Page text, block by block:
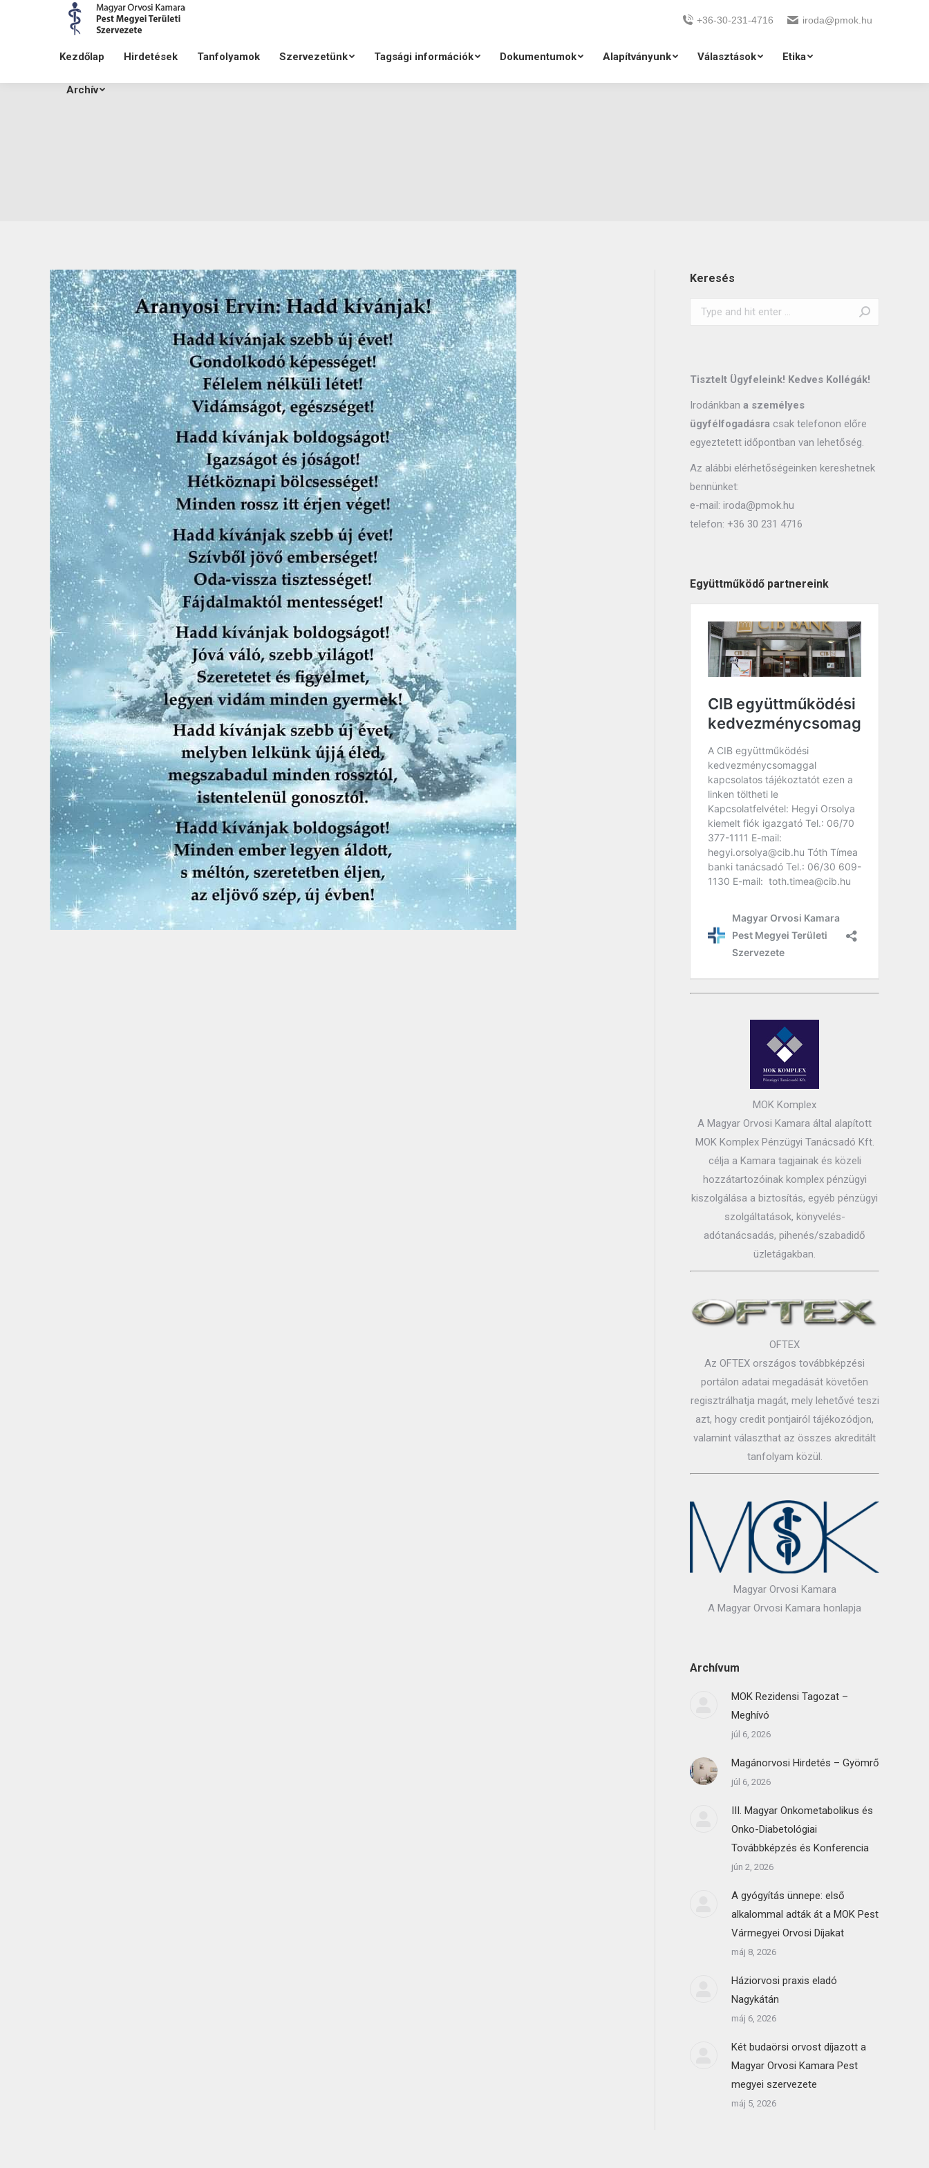
+36-30-231-4716 iroda@pmok.hu
Kezdőlap Hirdetések Tanfolyamok Szervezetünk Tagsági információk Dokumentumok Alapítványunk Választások Etika
Archív
Keresés
Search:
Tisztelt Ügyfeleink! Kedves Kollégák!
Irodánkban a személyes
ügyfélfogadásra csak telefonon előre
egyeztetett időpontban van lehetőség.
Az alábbi elérhetőségeinken kereshetnek
bennünket:
e-mail: iroda@pmok.hu
telefon: +36 30 231 4716
Együttműködő partnereink
MOK Komplex
A Magyar Orvosi Kamara által alapított
MOK Komplex Pénzügyi Tanácsadó Kft.
célja a Kamara tagjainak és közeli
hozzátartozóinak komplex pénzügyi
kiszolgálása a biztosítás, egyéb pénzügyi
szolgáltatások, könyvelés-
adótanácsadás, pihenés/szabadidő
üzletágakban.
OFTEX
Az OFTEX országos továbbképzési
portálon adatai megadását követően
regisztrálhatja magát, mely lehetővé teszi
azt, hogy credit pontjairól tájékozódjon,
valamint választhat az összes akreditált
tanfolyam közül.
Magyar Orvosi Kamara
A Magyar Orvosi Kamara honlapja
Archívum
MOK Rezidensi Tagozat –
Meghívó
júl 6, 2026
Magánorvosi Hirdetés – Gyömrő
júl 6, 2026
III. Magyar Onkometabolikus és
Onko-Diabetológiai
Továbbképzés és Konferencia
jún 2, 2026
A gyógyítás ünnepe: első
alkalommal adták át a MOK Pest
Vármegyei Orvosi Díjakat
máj 8, 2026
Háziorvosi praxis eladó
Nagykátán
máj 6, 2026
Két budaörsi orvost díjazott a
Magyar Orvosi Kamara Pest
megyei szervezete
máj 5, 2026